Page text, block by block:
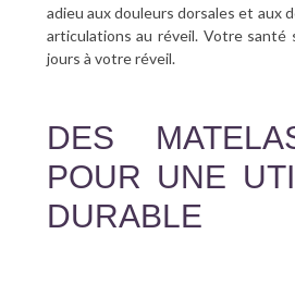
adieu aux douleurs dorsales et aux
articulations au réveil. Votre santé
jours à votre réveil.
DES
POUR UNE
DURABLE